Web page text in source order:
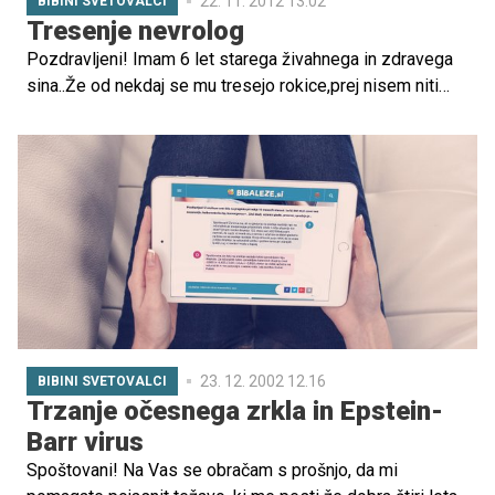
Tresenje nevrolog
Pozdravljeni! Imam 6 let starega živahnega in zdravega
sina..Že od nekdaj se mu tresejo rokice,prej nisem niti
pediatrinji to omenila in je ...
BIBINI SVETOVALCI 23. 12. 2002 12.16
Trzanje očesnega zrkla in Epstein-
Barr virus
Spoštovani! Na Vas se obračam s prošnjo, da mi